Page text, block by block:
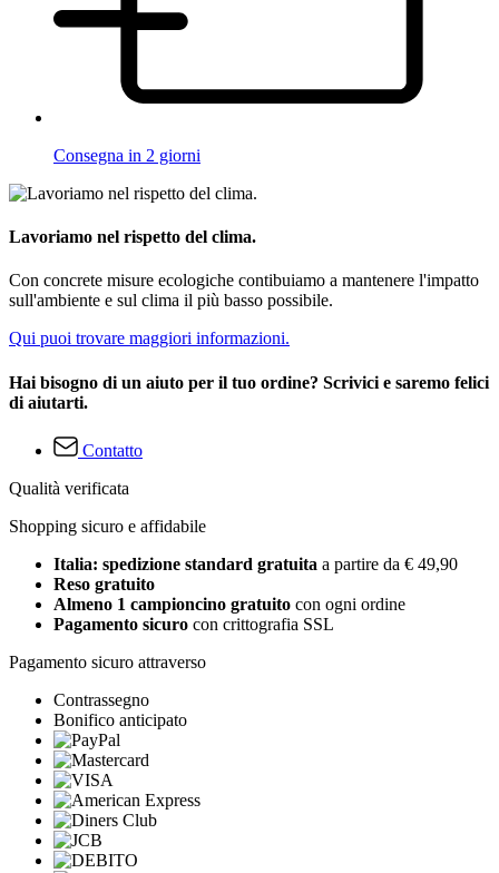
Consegna in 2 giorni
Lavoriamo nel rispetto del clima.
Con concrete misure ecologiche contibuiamo a mantenere l'impatto
sull'ambiente e sul clima il più basso possibile.
Qui puoi trovare maggiori informazioni.
Hai bisogno di un aiuto per il tuo ordine? Scrivici e saremo felici
di aiutarti.
Contatto
Qualità verificata
Shopping sicuro e affidabile
Italia: spedizione standard gratuita a partire da € 49,90
Reso gratuito
Almeno 1 campioncino gratuito con ogni ordine
Pagamento sicuro con crittografia SSL
Pagamento sicuro attraverso
Contrassegno
Bonifico anticipato